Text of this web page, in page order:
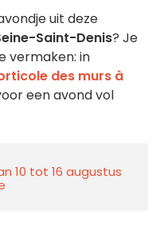
uit deze
Saint-Denis? Je
vermaken: in
des murs à
een avond vol
10 tot 16 augustus